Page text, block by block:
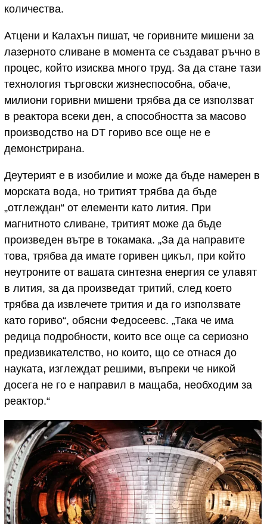
количества.
Атцени и Калахън пишат, че горивните мишени за
лазерното сливане в момента се създават ръчно в
процес, който изисква много труд. За да стане тази
технология търговски жизнеспособна, обаче,
милиони горивни мишени трябва да се използват
в реактора всеки ден, а способността за масово
производство на DT гориво все още не е
демонстрирана.
Деутерият е в изобилие и може да бъде намерен в
морската вода, но тритият трябва да бъде
„отглеждан“ от елементи като лития. При
магнитното сливане, тритият може да бъде
произведен вътре в токамака. „За да направите
това, трябва да имате горивен цикъл, при който
неутроните от вашата синтезна енергия се улавят
в лития, за да произведат тритий, след което
трябва да извлечете трития и да го използвате
като гориво“, обясни Федосеевс. „Така че има
редица подробности, които все още са сериозно
предизвикателство, но които, що се отнася до
науката, изглеждат решими, въпреки че никой
досега не го е направил в мащаба, необходим за
реактор.“